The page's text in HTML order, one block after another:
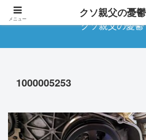
クソ親父の憂鬱
1000005253
メニュー クソ親父の憂鬱